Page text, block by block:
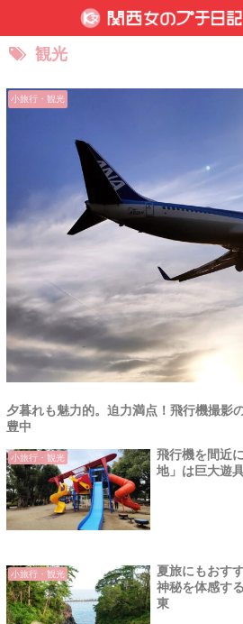
観光
小旅行・観光
夕暮れも魅力的。迫力満点！飛行機撮影
豊中
小旅行・観光
飛行機を間近
地」は巨大遊
小旅行・観光
夏旅にもおす
神秘を体感す
東